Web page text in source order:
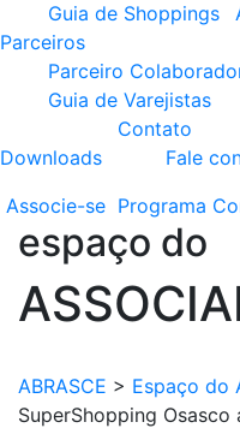
Guia de Shoppings
Parceiros
Parceiro
Guia de Varejistas
Downloads
Contato
Fale
Associe-se Programa
espaço do
ABRASCE > Espaço do
SuperShopping